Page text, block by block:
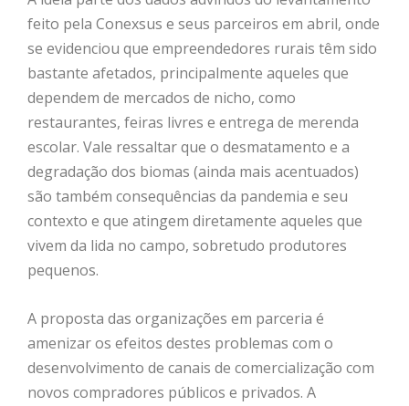
feito pela Conexsus e seus parceiros em abril, onde
se evidenciou que empreendedores rurais têm sido
bastante afetados, principalmente aqueles que
dependem de mercados de nicho, como
restaurantes, feiras livres e entrega de merenda
escolar. Vale ressaltar que o desmatamento e a
degradação dos biomas (ainda mais acentuados)
são também consequências da pandemia e seu
contexto e que atingem diretamente aqueles que
vivem da lida no campo, sobretudo produtores
pequenos.
A proposta das organizações em parceria é
amenizar os efeitos destes problemas com o
desenvolvimento de canais de comercialização com
novos compradores públicos e privados. A